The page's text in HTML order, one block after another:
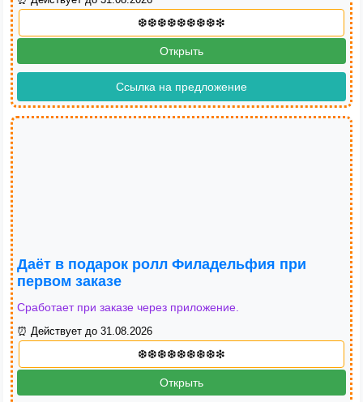
Открыть
Ссылка на предложение
Даёт в подарок ролл Филадельфия при
первом заказе
Сработает при заказе через приложение.
⏰ Действует до 31.08.2026
Открыть